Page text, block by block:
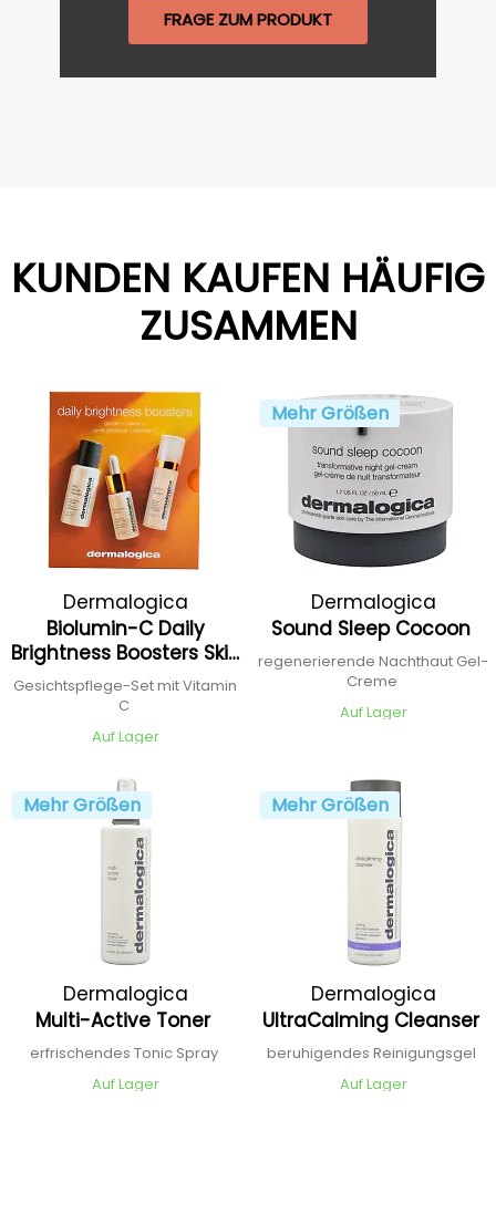
FRAGE ZUM PRODUKT
KUNDEN KAUFEN HÄUFIG
ZUSAMMEN
Dermalogica
Biolumin-C Daily
Brightness Boosters Skin
kit
Gesichtspflege-Set mit Vitamin
C
Auf Lager
Mehr Größen
Dermalogica
Sound Sleep Cocoon
regenerierende Nachthaut Gel-
Creme
Auf Lager
Mehr Größen
Dermalogica
Multi-Active Toner
erfrischendes Tonic Spray
Auf Lager
Mehr Größen
Dermalogica
UltraCalming Cleanser
beruhigendes Reinigungsgel
Auf Lager